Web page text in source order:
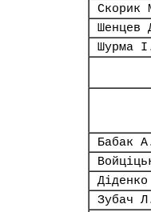
Скорик
Шенцев
Шурма
Бабак
Зубач